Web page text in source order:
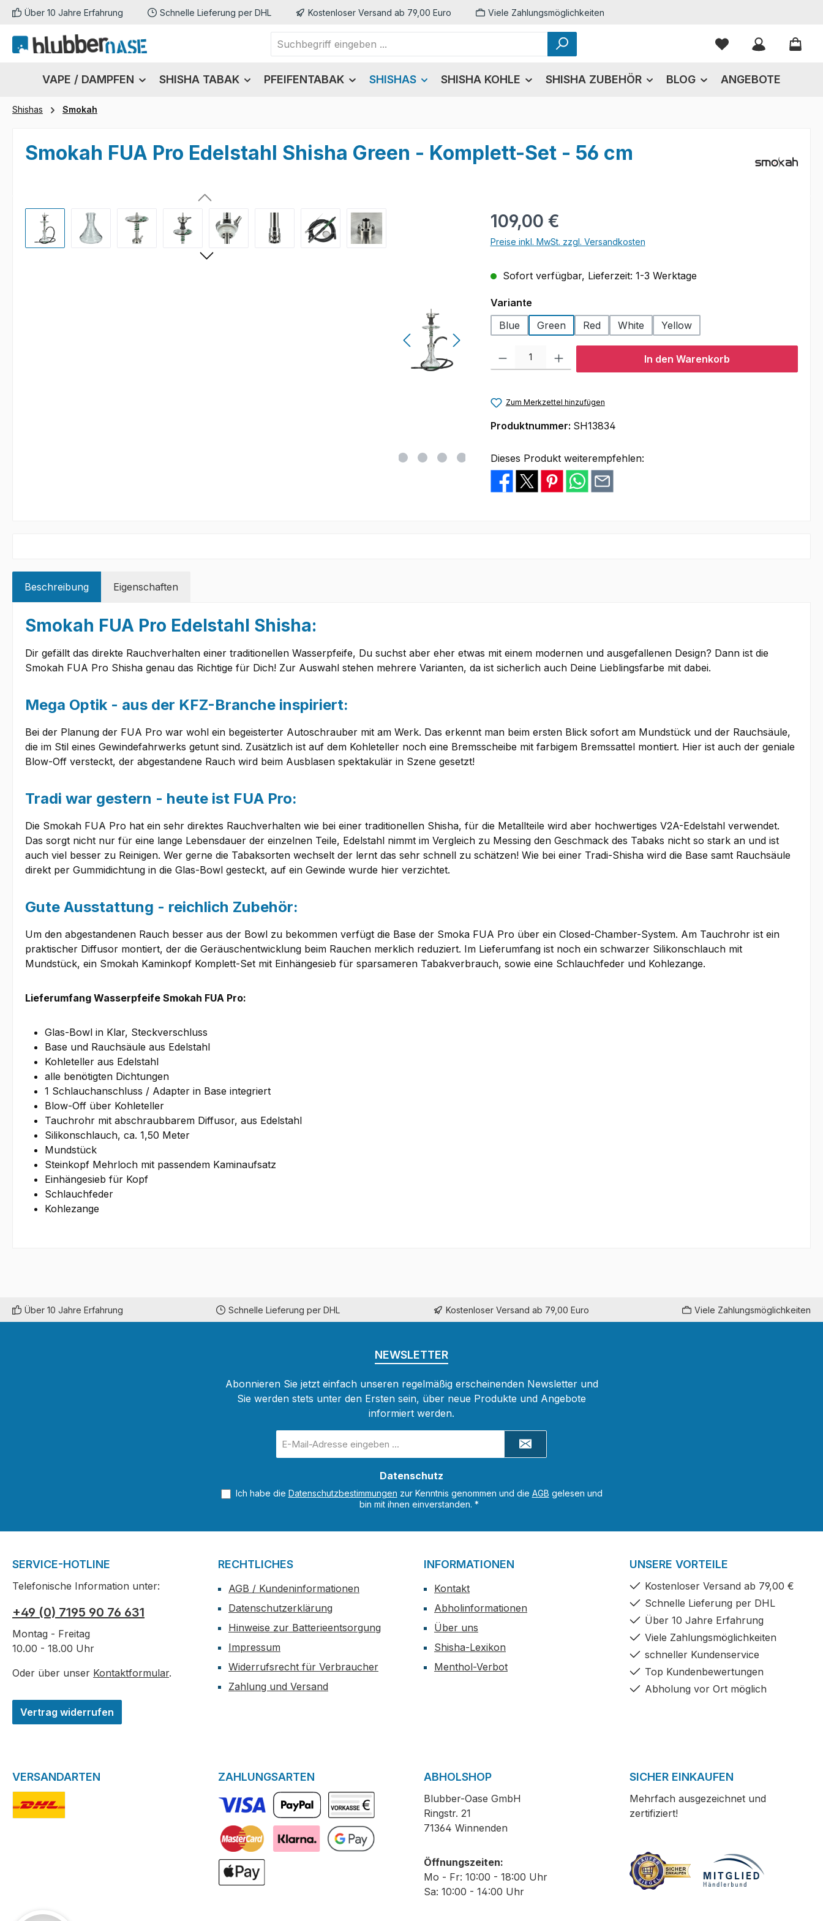
Hauptinhalt springen
Zur Suche springen
Zur Hauptnavigation springen
Über 10 Jahre Erfahrung Schnelle Lieferung per DHL Kostenloser Versand ab 79,00 Euro Viele Zahlungsmöglichkeiten
Du hast 0
VAPE / DAMPFEN SHISHA TABAK PFEIFENTABAK SHISHAS SHISHA KOHLE SHISHA ZUBEHÖR BLOG ANGEBOTE
Shishas Smokah
Smokah FUA Pro Edelstahl Shisha Green - Komplett-Set - 56 cm
Bildergalerie überspringen Regulärer Preis:
109,00 €
Preise inkl. MwSt. zzgl. Versandkosten
Sofort verfügbar, Lieferzeit: 1-3 Werktage
Varianteauswählen
Blue
Green Red White Yellow
Produkt Anzahl: Gib den gewünschten Wert ein oder benutze die Schaltflächen
In den Warenkorb
Zum Merkzettel hinzufügen
Produktnummer: SH13834
Dieses Produkt weiterempfehlen:
Beschreibung Eigenschaften
Smokah FUA Pro Edelstahl Shisha:
Dir gefällt das direkte Rauchverhalten einer traditionellen Wasserpfeife, Du suchst aber eher etwas mit einem modernen und ausgefallenen Design? Dann ist die
Smokah FUA Pro Shisha genau das Richtige für Dich! Zur Auswahl stehen mehrere Varianten, da ist sicherlich auch Deine Lieblingsfarbe mit dabei.
Mega Optik - aus der KFZ-Branche inspiriert:
Bei der Planung der FUA Pro war wohl ein begeisterter Autoschrauber mit am Werk. Das erkennt man beim ersten Blick sofort am Mundstück und der Rauchsäule,
die im Stil eines Gewindefahrwerks getunt sind. Zusätzlich ist auf dem Kohleteller noch eine Bremsscheibe mit farbigem Bremssattel montiert. Hier ist auch der geniale
Blow-Off versteckt, der abgestandene Rauch wird beim Ausblasen spektakulär in Szene gesetzt!
Tradi war gestern - heute ist FUA Pro:
Die Smokah FUA Pro hat ein sehr direktes Rauchverhalten wie bei einer traditionellen Shisha, für die Metallteile wird aber hochwertiges V2A-Edelstahl verwendet.
Das sorgt nicht nur für eine lange Lebensdauer der einzelnen Teile, Edelstahl nimmt im Vergleich zu Messing den Geschmack des Tabaks nicht so stark an und ist
auch viel besser zu Reinigen. Wer gerne die Tabaksorten wechselt der lernt das sehr schnell zu schätzen! Wie bei einer Tradi-Shisha wird die Base samt Rauchsäule
direkt per Gummidichtung in die Glas-Bowl gesteckt, auf ein Gewinde wurde hier verzichtet.
Gute Ausstattung - reichlich Zubehör:
Um den abgestandenen Rauch besser aus der Bowl zu bekommen verfügt die Base der Smoka FUA Pro über ein Closed-Chamber-System. Am Tauchrohr ist ein
praktischer Diffusor montiert, der die Geräuschentwicklung beim Rauchen merklich reduziert. Im Lieferumfang ist noch ein schwarzer Silikonschlauch mit
Mundstück, ein Smokah Kaminkopf Komplett-Set mit Einhängesieb für sparsameren Tabakverbrauch, sowie eine Schlauchfeder und Kohlezange.
Lieferumfang Wasserpfeife Smokah FUA Pro:
Glas-Bowl in Klar, Steckverschluss
Base und Rauchsäule aus Edelstahl
Kohleteller aus Edelstahl
alle benötigten Dichtungen
1 Schlauchanschluss / Adapter in Base integriert
Blow-Off über Kohleteller
Tauchrohr mit abschraubbarem Diffusor, aus Edelstahl
Silikonschlauch, ca. 1,50 Meter
Mundstück
Steinkopf Mehrloch mit passendem Kaminaufsatz
Einhängesieb für Kopf
Schlauchfeder
Kohlezange
Über 10 Jahre Erfahrung Schnelle Lieferung per DHL Kostenloser Versand ab 79,00 Euro Viele Zahlungsmöglichkeiten
NEWSLETTER
Abonnieren Sie jetzt einfach unseren regelmäßig erscheinenden Newsletter und
Sie werden stets unter den Ersten sein, über neue Produkte und Angebote
informiert werden.
Mail-
Datenschutz
Ich habe die Datenschutzbestimmungen zur Kenntnis genommen und die AGB gelesen und
bin mit ihnen einverstanden. *
SERVICE-HOTLINE
Telefonische Information unter:
+49 (0) 7195 90 76 631
Montag - Freitag
10.00 - 18.00 Uhr
Oder über unser Kontaktformular.
Vertrag widerrufen
RECHTLICHES
AGB / Kundeninformationen
Datenschutzerklärung
Hinweise zur Batterieentsorgung
Impressum
Widerrufsrecht für Verbraucher
Zahlung und Versand
INFORMATIONEN
Kontakt
Abholinformationen
Über uns
Shisha-Lexikon
Menthol-Verbot
UNSERE VORTEILE
Kostenloser Versand ab 79,00 €
Schnelle Lieferung per DHL
Über 10 Jahre Erfahrung
Viele Zahlungsmöglichkeiten
schneller Kundenservice
Top Kundenbewertungen
Abholung vor Ort möglich
VERSANDARTEN ZAHLUNGSARTEN
Vorkasse
PayPal
Kreditkarte
VISA Logo
ABHOLSHOP
Blubber-Oase GmbH
Ringstr. 21
71364 Winnenden
Öffnungszeiten:
Mo - Fr: 10:00 - 18:00 Uhr
Sa: 10:00 - 14:00 Uhr
SICHER EINKAUFEN
Mehrfach ausgezeichnet und
zertifiziert!